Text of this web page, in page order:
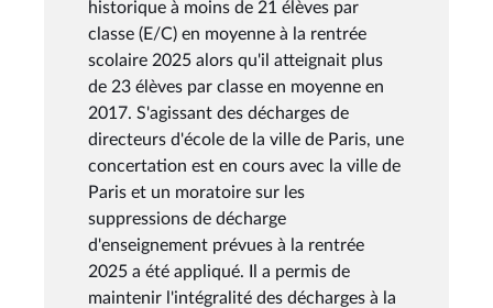
historique à moins de 21 élèves par
classe (E/C) en moyenne à la rentrée
scolaire 2025 alors qu'il atteignait plus
de 23 élèves par classe en moyenne en
2017. S'agissant des décharges de
directeurs d'école de la ville de Paris, une
concertation est en cours avec la ville de
Paris et un moratoire sur les
suppressions de décharge
d'enseignement prévues à la rentrée
2025 a été appliqué. Il a permis de
maintenir l'intégralité des décharges à la